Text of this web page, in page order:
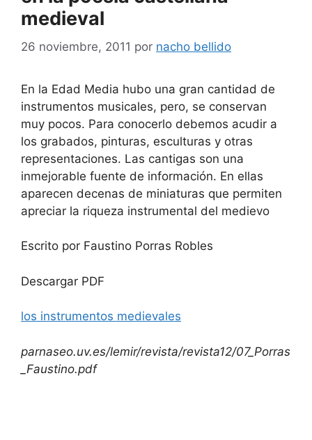
medieval
26 noviembre, 2011 por nacho bellido
En la Edad Media hubo una gran cantidad de
instrumentos musicales, pero, se conservan
muy pocos. Para conocerlo debemos acudir a
los grabados, pinturas, esculturas y otras
representaciones. Las cantigas son una
inmejorable fuente de información. En ellas
aparecen decenas de miniaturas que permiten
apreciar la riqueza instrumental del medievo
Escrito por Faustino Porras Robles
Descargar PDF
los instrumentos medievales
parnaseo.uv.es/lemir/revista/revista12/07_Porras
_Faustino.pdf